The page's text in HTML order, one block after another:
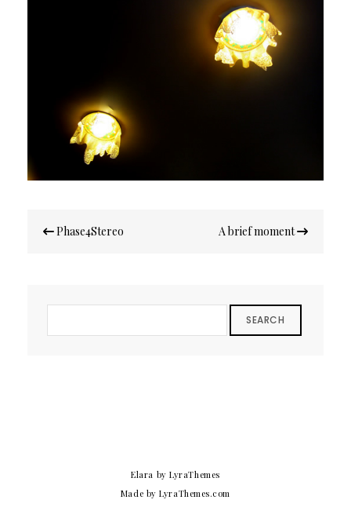
de Phase4Stereo A brief moment
SEARCH
Elara by LyraThemes
Made byLyraThemes.com